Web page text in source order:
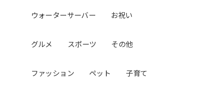
ウォーターサーバー お祝い
グルメ スポーツ その他
ファッション ペット 子育て